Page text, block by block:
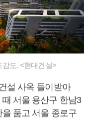
도. <현대건설>
설 사옥 들이받아
서울 용산구 한남3
품고 서울 종로구